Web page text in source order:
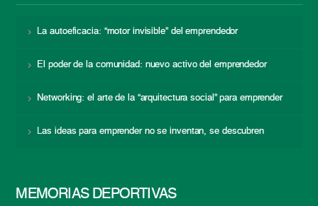
La autoeficacia: “motor invisible” del emprendedor
El poder de la comunidad: nuevo activo del emprendedor
Networking: el arte de la “arquitectura social” para emprender
Las ideas para emprender no se inventan, se descubren
MEMORIAS DEPORTIVAS